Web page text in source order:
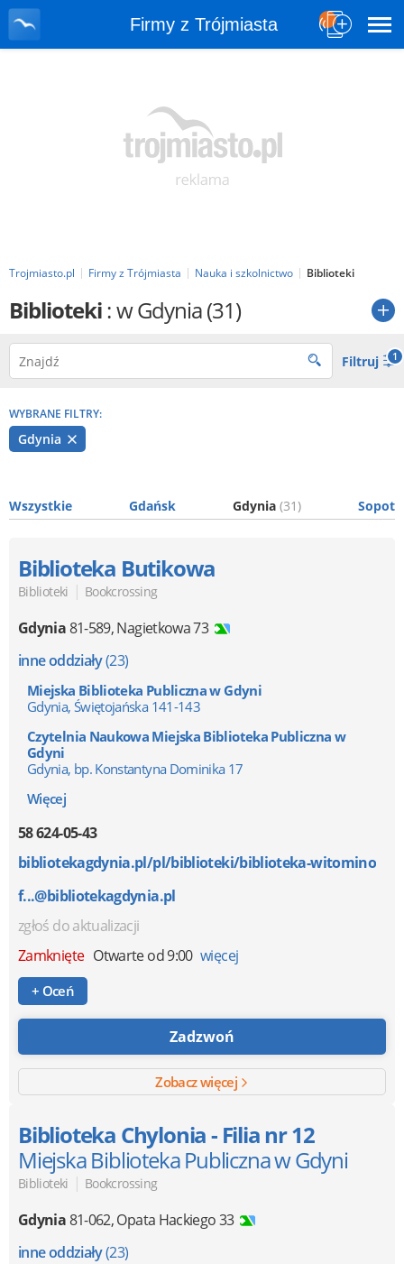
Firmy z Trójmiasta
Trojmiasto.pl Firmy z Trójmiasta Nauka i szkolnictwo Biblioteki
Biblioteki: w Gdynia(31)
Filtruj 1
WYBRANE FILTRY:
Gdynia
Wszystkie Gdańsk Gdynia (31) Sopot
Biblioteka Butikowa
Biblioteki | Bookcrossing
Gdynia81-589,Nagietkowa 73
inne oddziały(23)
Miejska Biblioteka Publiczna w Gdyni
Gdynia, Świętojańska 141-143
Czytelnia Naukowa Miejska Biblioteka Publiczna w
Gdyni
Gdynia, bp. Konstantyna Dominika 17
Więcej
58 624-05-43
bibliotekagdynia.pl/pl/biblioteki/biblioteka-witomino
f...@bibliotekagdynia.pl
zgłoś do aktualizacji
Zamknięte Otwarte od 9:00 więcej
+ Oceń
Zadzwoń
Zobacz więcej
Biblioteka Chylonia - Filia nr 12
Miejska Biblioteka Publiczna w Gdyni
Biblioteki | Bookcrossing
Gdynia81-062,Opata Hackiego 33
inne oddziały(23)